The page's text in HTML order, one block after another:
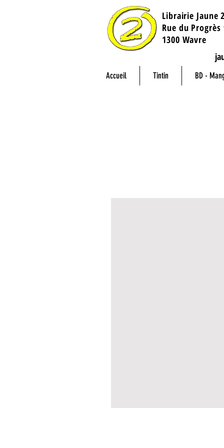
Librairie Jaune
​Rue du Progrès
1300 Wavre
Accueil Tintin BD -